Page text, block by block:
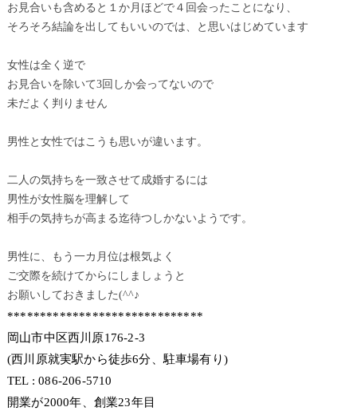
お見合いも含めると１か月ほどで４回会ったことになり、
そろそろ結論を出してもいいのでは、と思いはじめています
女性は全く逆で
お見合いを除いて3回しか会ってないので
未だよく判りません
男性と女性ではこうも思いが違います。
二人の気持ちを一致させて成婚するには
男性が女性脳を理解して
相手の気持ちが高まる迄待つしかないようです。
男性に、もう一カ月位は根気よく
ご交際を続けてからにしましょうと
お願いしておきました(^^♪
******************************
岡山市中区西川原176-2-3
(西川原就実駅から徒歩6分、駐車場有り)
TEL : 086-206-5710
開業が2000年、創業23年目